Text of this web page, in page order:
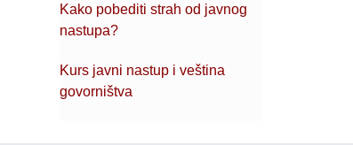
Kako pobediti strah od javnog
nastupa?
Kurs javni nastup i veština
govorništva